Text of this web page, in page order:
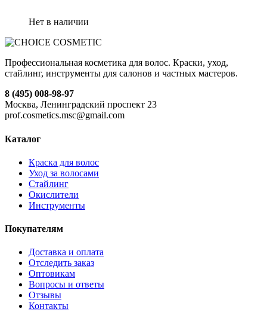
Нет в наличии
Профессиональная косметика для волос. Краски, уход,
стайлинг, инструменты для салонов и частных мастеров.
8 (495) 008-98-97
Москва, Ленинградский проспект 23
prof.cosmetics.msc@gmail.com
Каталог
Краска для волос
Уход за волосами
Стайлинг
Окислители
Инструменты
Покупателям
Доставка и оплата
Отследить заказ
Оптовикам
Вопросы и ответы
Отзывы
Контакты